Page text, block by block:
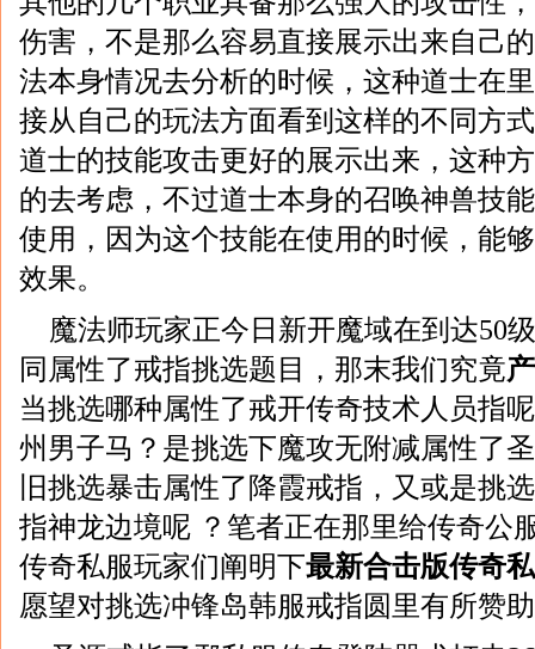
伤害，不是那么容易直接展示出来自己
法本身情况去分析的时候，这种道士在
接从自己的玩法方面看到这样的不同方
道士的技能攻击更好的展示出来，这种
的去考虑，不过道士本身的召唤神兽技
使用，因为这个技能在使用的时候，能
效果。
魔法师玩家正今日新开魔域在到达50
同属性了戒指挑选题目，那末我们究竟
当挑选哪种属性了戒开传奇技术人员指
州男子马？是挑选下魔攻无附减属性了
旧挑选暴击属性了降霞戒指，又或是挑
指神龙边境呢 ？笔者正在那里给传奇公
传奇私服玩家们阐明下最新合击版传奇
愿望对挑选冲锋岛韩服戒指圆里有所赞